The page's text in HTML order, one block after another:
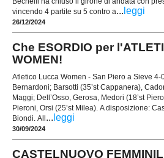
vincendo 4 partite su 5 contro a... leggi
26/12/2024
Che ESORDIO per
WOMEN!
Atletico Lucca Women - San Piero a Sieve 4-
Bernardoni; Barsotti (35’st Cappanera),
Maggi; Dell’Osso, Gerosa, Medori (18’st
Pieroni, Orsi (25’st Milea). A disposizione:
Biondi. All ... leggi
30/09/2024
CASTELNUOVO